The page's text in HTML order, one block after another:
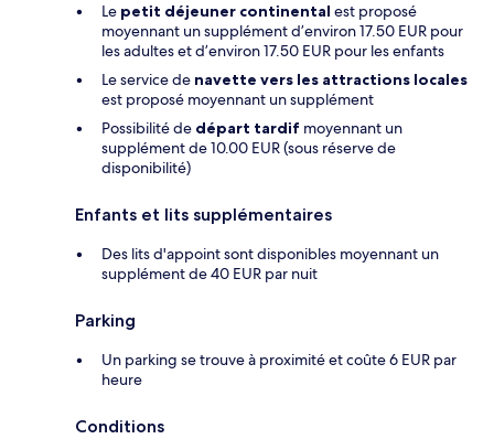
Le petit déjeuner continental est proposé
moyennant un supplément d’environ 17.50 EUR pour
les adultes et d’environ 17.50 EUR pour les enfants
Le service de navette vers les attractions locales
est proposé moyennant un supplément
Possibilité de départ tardif moyennant un
supplément de 10.00 EUR (sous réserve de
disponibilité)
Enfants et lits supplémentaires
Des lits d'appoint sont disponibles moyennant un
supplément de 40 EUR par nuit
Parking
Un parking se trouve à proximité et coûte 6 EUR par
heure
Conditions